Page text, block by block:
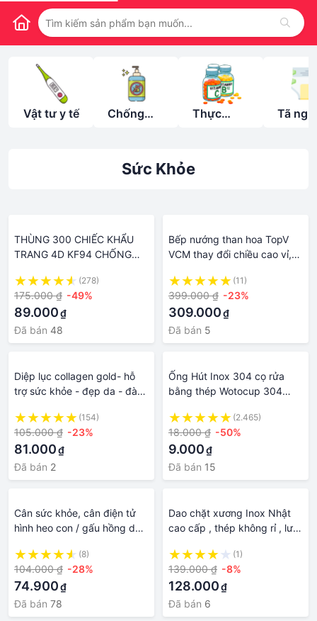
Vật tư y tế
Chống
côn trùng
Thực
năng
Tã
Sức Khỏe
THÙNG 300 CHIẾC KHẨU
TRANG 4D KF94 CHỐNG
BẢO VỆ SỨC KHỎE BAN VÀ
GIA ĐÌNH
(278)
175.000 ₫ -49%
89.000₫
Đã bán 48
Bếp nướng than hoa TopV
VCM thay đổi chiều cao vỉ,
cháy thực phẩm, an toàn
sức khỏe
(11)
399.000 ₫ -23%
309.000₫
Đã bán 5
Diệp lục collagen gold- hỗ
trợ sức khỏe - đẹp da - đào
(154)
105.000 ₫ -23%
81.000₫
Đã bán 2
Ống Hút Inox 304 cọ rửa
bằng thép Wotocup 304
Toàn Sức Khỏe, Bảo vệ Môi
Trường
(2.465)
18.000 ₫ -50%
9.000₫
Đã bán 15
Cân sức khỏe, cân điện tử
hình heo con / gấu hồng dễ
180kG
(8)
104.000 ₫ -28%
74.900₫
Đã bán 78
Dao chặt xương Inox Nhật
cao cấp , thép không rỉ , lưỡi
inox rất bền dễ cầm ,sạch sẽ
an toàn cho sức khỏe
(1)
139.000 ₫ -8%
128.000₫
Đã bán 6